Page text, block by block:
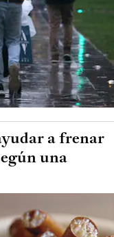
a frenar
una